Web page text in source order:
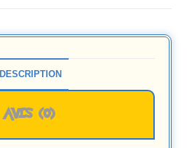
DESCRIPTION
AVIS (0)